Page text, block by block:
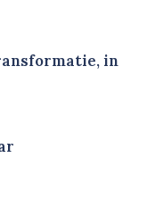
in